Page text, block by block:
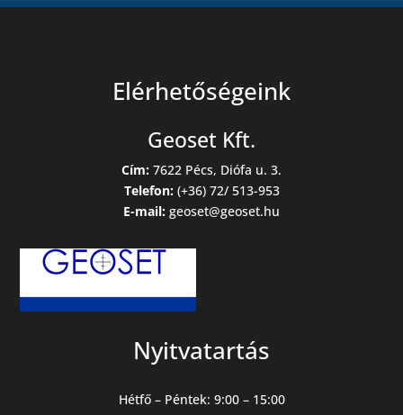
Elérhetőségeink
Geoset Kft.
Cím: 7622 Pécs, Diófa u. 3.
Telefon:(+36) 72/ 513-953
E-mail: geoset@geoset.hu
Nyitvatartás
Hétfő – Péntek: 9:00 – 15:00